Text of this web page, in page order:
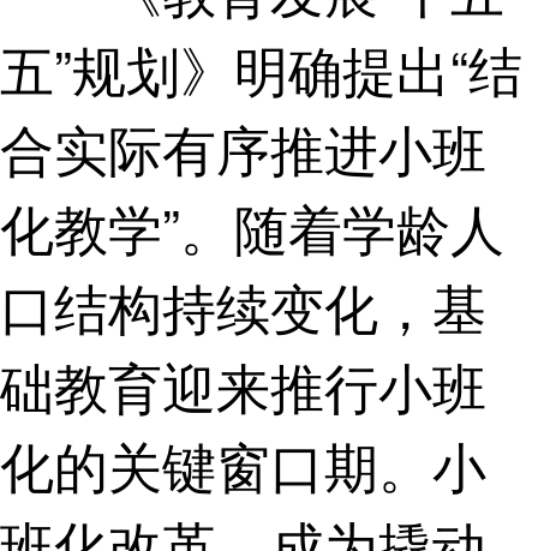
五”规划》明确提出“结
合实际有序推进小班
化教学”。随着学龄人
口结构持续变化，基
础教育迎来推行小班
化的关键窗口期。小